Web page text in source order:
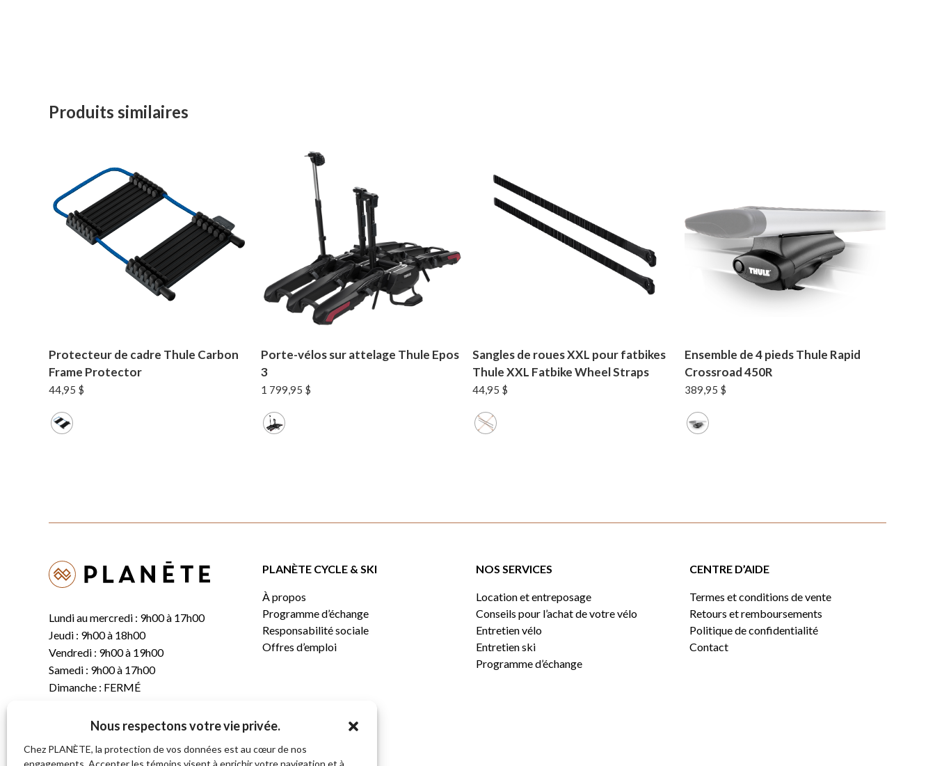
Nous respectons votre vie privée.
Chez PLANÈTE, la protection de vos données est au cœur de nos
engagements. Accepter les témoins visent à enrichir votre navigation et à
Produits similaires
Protecteur de cadre Thule Carbon
Frame Protector
44,95 $
Porte-vélos sur attelage Thule Epos
3
1 799,95 $
Sangles de roues XXL pour fatbikes
Thule XXL Fatbike Wheel Straps
44,95 $
Ensemble de 4 pieds Thule Rapid
Crossroad 450R
389,95 $
Lundi au mercredi : 9h00 à 17h00
Jeudi : 9h00 à 18h00
Vendredi : 9h00 à 19h00
Samedi : 9h00 à 17h00
Dimanche : FERMÉ
(819) 843-8356
C. info@planete.co
PLANÈTE CYCLE & SKI
À propos
Programme d’échange
Responsabilité sociale
Offres d’emploi
NOS SERVICES
Location et entreposage
Conseils pour l’achat de votre vélo
Entretien vélo
Entretien ski
Programme d’échange
CENTRE D’AIDE
Termes et conditions de vente
Retours et remboursements
Politique de confidentialité
Contact